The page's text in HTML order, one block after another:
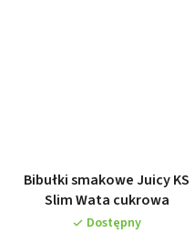
Bibułki smakowe Juicy KS
Slim Wata cukrowa
Dostępny